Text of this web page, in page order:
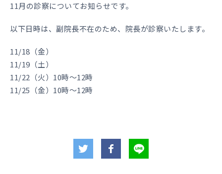
11月の診察についてお知らせです。
以下日時は、副院長不在のため、院長が診察いたします。
11/18（金）
11/19（土）
11/22（火）10時〜12時
11/25（金）10時〜12時